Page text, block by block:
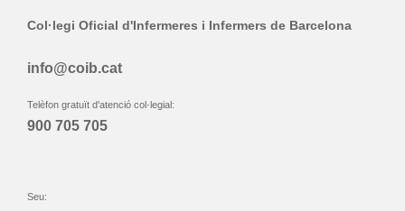
Col·legi Oficial d'Infermeres i Infermers de Barcelona
info@coib.cat
Telèfon gratuït d'atenció col·legial:
900 705 705
Seu: